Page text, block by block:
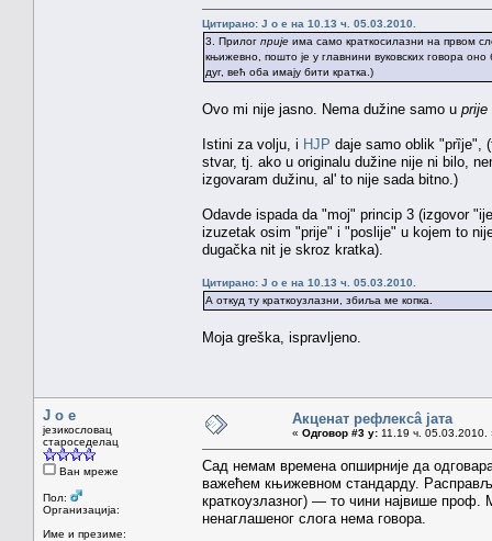
Цитирано: J o e на 10.13 ч. 05.03.2010.
3. Прилог прије има само краткосилазни на првом
књижевно, пошто је у главнини вуковских говора оно
дуг, већ оба имају бити кратка.)
Ovo mi nije jasno. Nema dužine samo u prije
Istini za volju, i HJP daje samo oblik "prȉje",
stvar, tj. ako u originalu dužine nije ni bilo,
izgovaram dužinu, al' to nije sada bitno.)
Odavde ispada da "moj" princip 3 (izgovor
izuzetak osim "prije" i "poslije" u kojem to
dugačka nit je skroz kratka).
Цитирано: J o e на 10.13 ч. 05.03.2010.
А откуд ту краткоузлазни, збиља ме копка.
Moja greška, ispravljeno.
J o e
језикословац
староседелац
Ван мреже
Пол:
Организација:
Име и презиме:
Акценат рефлексâ јата
« Одговор #3 у: 11.19 ч. 05.03.2010.
Сад немам времена опширније да
важећем књижевном стандарду.
краткоузлазног) — то чини највише
ненаглашеног слога нема говора.